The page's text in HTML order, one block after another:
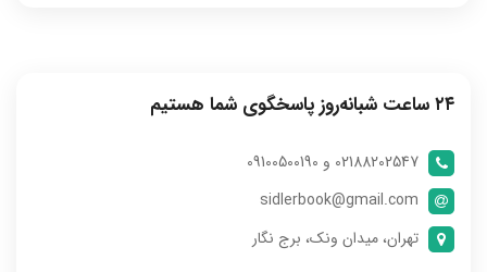
۲۴ ساعت شبانه‌روز پاسخگوی شما هستیم
02188202547 و 09100500190
sidlerbook@gmail.com
تهران، میدان ونک، برج نگار